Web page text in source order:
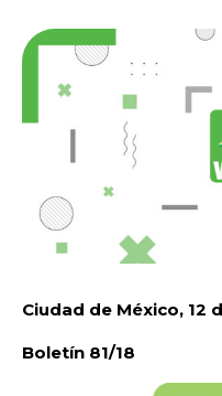
Ciudad de México, 12
Boletín 81/18